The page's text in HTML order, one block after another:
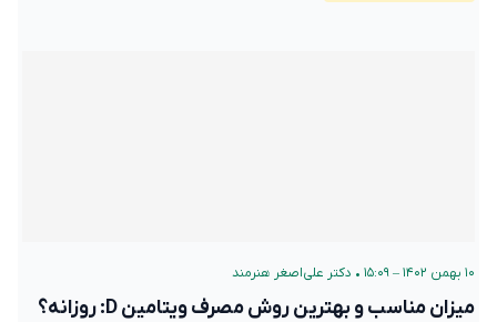
۱۰ بهمن ۱۴۰۲ – ۱۵:۰۹ • دکتر علی‌اصغر هنرمند
میزان مناسب و بهترین روش مصرف ویتامین D: روزانه؟